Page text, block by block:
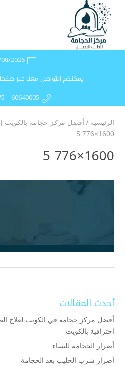
2026
يمكنكم التواصل معنا عبر
- 60640005
الرئيسية / أفضل مركز حجامة بالكويت |
1600×776 5
1600×776 5
أحدث المقالات
أفضل مركز حجامة في الكويت لعلاج
احترافية بالكويت
أضرار الحجامة للنساء
أضرار شرب الحليب بعد الحجامة